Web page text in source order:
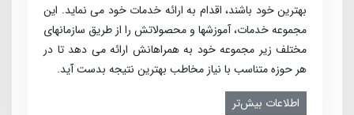
بهترین خود باشند، اقدام به ارائه خدمات خود می­ نماید. این
مجموعه خدمات، آموزش­ها و محصولاتش را از طریق سازمان­های
مختلف زیر مجموعه خود به همراهانش ارائه می­ دهد تا در
هر حوزه متناسب با نیاز مخاطب بهترین نتیجه بدست آید.
اطلاعات بیش‌تر